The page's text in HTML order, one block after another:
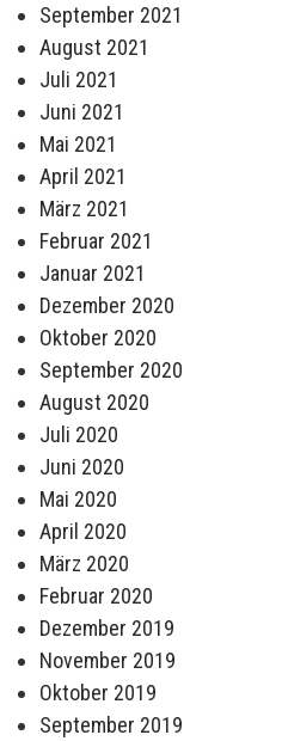
September 2021
August 2021
Juli 2021
Juni 2021
Mai 2021
April 2021
März 2021
Februar 2021
Januar 2021
Dezember 2020
Oktober 2020
September 2020
August 2020
Juli 2020
Juni 2020
Mai 2020
April 2020
März 2020
Februar 2020
Dezember 2019
November 2019
Oktober 2019
September 2019